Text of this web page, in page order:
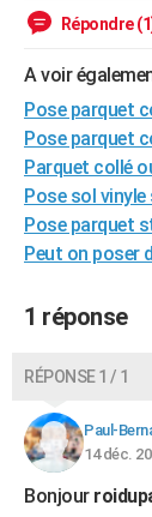
Forum
Aménagement
Extérieur
Cuisine
Salle de bains
Jardinage
Rangement
WEEK-END
Guides de France
Escapades
Patrimoine
Expositions
Musées
Week-end nature
+LIFESTYLE
Art de vivre
Bien-être
Loisirs
Mode
Modes de vie
SANTE
Alimentation
Guide de la santé
Maladies
Médicaments
Sommeil
VOYAGE
Destinations
City break
Voyage nature
Voyage de noces
Forum
Climat
+PHOTO
BONS PLANS
CARTE DE VOEUX
Carte de Noël
Carte Bonne année
Carte Saint-
Carte Pâques
Carte
DICTIONNAIRE
Dictionnaire
Biographies
Citations
Expressions
Proverbes
Répondre
A voir
Pose parquet
Pose parquet
Parquet collé
Pose sol
Pose parquet
Peut on poser
1 réponse
RÉPONSE 1 / 1
Paul-
14 déc.
Bonjour